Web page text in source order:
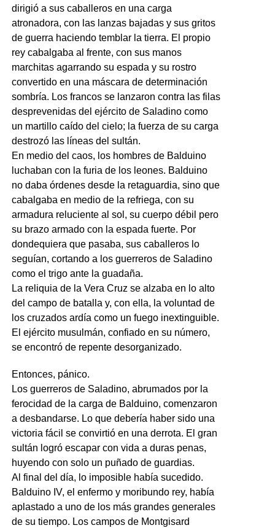
dirigió a sus caballeros en una carga
atronadora, con las lanzas bajadas y sus gritos
de guerra haciendo temblar la tierra. El propio
rey cabalgaba al frente, con sus manos
marchitas agarrando su espada y su rostro
convertido en una máscara de determinación
sombría. Los francos se lanzaron contra las filas
desprevenidas del ejército de Saladino como
un martillo caído del cielo; la fuerza de su carga
destrozó las líneas del sultán.
En medio del caos, los hombres de Balduino
luchaban con la furia de los leones. Balduino
no daba órdenes desde la retaguardia, sino que
cabalgaba en medio de la refriega, con su
armadura reluciente al sol, su cuerpo débil pero
su brazo armado con la espada fuerte. Por
dondequiera que pasaba, sus caballeros lo
seguían, cortando a los guerreros de Saladino
como el trigo ante la guadaña.
La reliquia de la Vera Cruz se alzaba en lo alto
del campo de batalla y, con ella, la voluntad de
los cruzados ardía como un fuego inextinguible.
El ejército musulmán, confiado en su número,
se encontró de repente desorganizado.
Entonces, pánico.
Los guerreros de Saladino, abrumados por la
ferocidad de la carga de Balduino, comenzaron
a desbandarse. Lo que debería haber sido una
victoria fácil se convirtió en una derrota. El gran
sultán logró escapar con vida a duras penas,
huyendo con solo un puñado de guardias.
Al final del día, lo imposible había sucedido.
Balduino IV, el enfermo y moribundo rey, había
aplastado a uno de los más grandes generales
de su tiempo. Los campos de Montgisard